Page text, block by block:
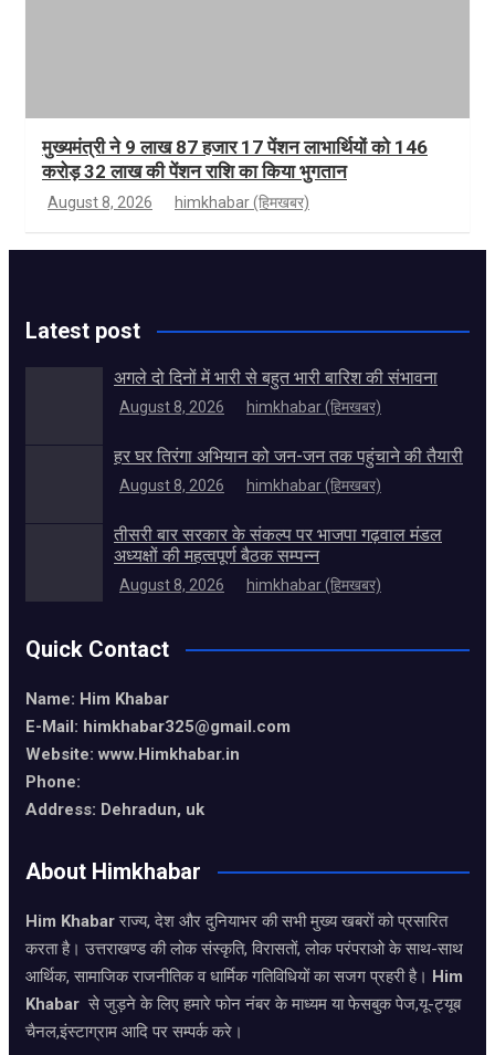
मुख्यमंत्री ने 9 लाख 87 हजार 17 पेंशन लाभार्थियों को 146
करोड़ 32 लाख की पेंशन राशि का किया भुगतान
August 8, 2026 himkhabar (हिमखबर)
Latest post
अगले दो दिनों में भारी से बहुत भारी बारिश की संभावना
August 8, 2026 himkhabar (हिमखबर)
हर घर तिरंगा अभियान को जन-जन तक पहुंचाने की तैयारी
August 8, 2026 himkhabar (हिमखबर)
तीसरी बार सरकार के संकल्प पर भाजपा गढ़वाल मंडल
अध्यक्षों की महत्वपूर्ण बैठक सम्पन्न
August 8, 2026 himkhabar (हिमखबर)
Quick Contact
Name: Him Khabar
E-Mail: himkhabar325@gmail.com
Website: www.Himkhabar.in
Phone:
Address: Dehradun, uk
About Himkhabar
Him Khabarराज्य, देश और दुनियाभर की सभी मुख्य खबरों को प्रसारित
करता है। उत्तराखण्ड की लोक संस्कृति, विरासतों, लोक परंपराओ के साथ-साथ
आर्थिक, सामाजिक राजनीतिक व धार्मिक गतिविधियों का सजग प्रहरी है। Him
Khabar से जुड़ने के लिए हमारे फोन नंबर के माध्यम या फेसबुक पेज,यू-ट्यूब
चैनल,इंस्टाग्राम आदि पर सम्पर्क करे।